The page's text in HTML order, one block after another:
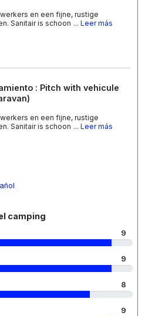
en een fijne, rustige
Sanitair is schoon ... Leer más
: Pitch with vehicule
en een fijne, rustige
Sanitair is schoon ... Leer más
camping
9
9
8
9